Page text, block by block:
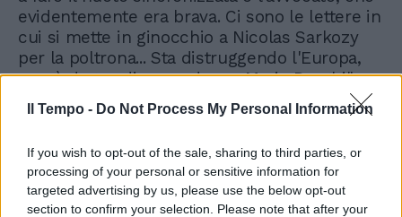
Il Tempo - Do Not Process My Personal Information
If you wish to opt-out of the sale, sharing to third parties, or
processing of your personal or sensitive information for
targeted advertising by us, please use the below opt-out
section to confirm your selection. Please note that after your
evidentemente era brava. Ci sono le lettere in
cui si mette in ginocchio a Nicolas Sarkozy
per la poltrona... Sta distruggendo l'Europa,
non è degna di succedere a Mario Draghi"
dice Senaldi che sul Lagarde è un fiume in
piena: "Mandiamola via!"